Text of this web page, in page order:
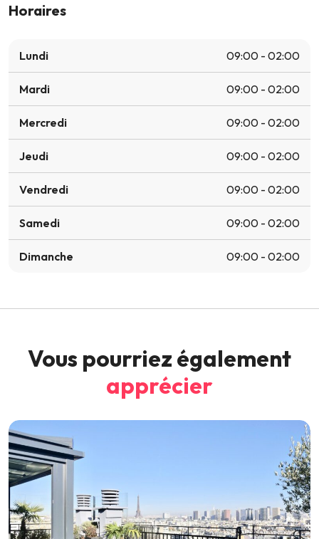
Horaires
Lundi 09:00 - 02:00
Mardi 09:00 - 02:00
Mercredi 09:00 - 02:00
Jeudi 09:00 - 02:00
Vendredi 09:00 - 02:00
Samedi 09:00 - 02:00
Dimanche 09:00 - 02:00
Vous pourriez également
apprécier